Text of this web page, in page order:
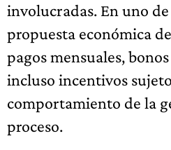
involucradas. En uno
propuesta económica de
pagos mensuales,
incluso incentivos
comportamiento de la
proceso.